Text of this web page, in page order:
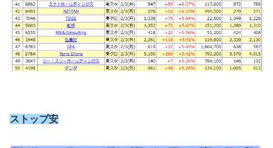
ストップ安